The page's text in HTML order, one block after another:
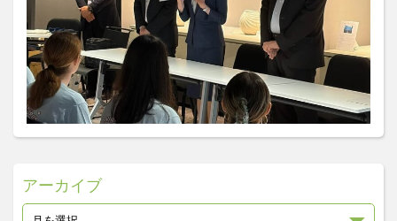
アーカイブ